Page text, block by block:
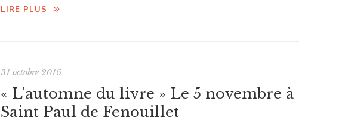
psychologique et des secrets de familles… Mais que se passe-t-il en
LIRE PLUS
31 octobre 2016
« L’automne du livre » Le 5 novembre à
Saint Paul de Fenouillet